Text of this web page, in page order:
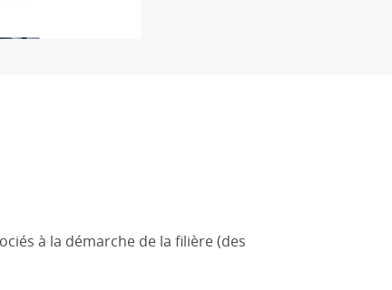
à la démarche de la filière (des